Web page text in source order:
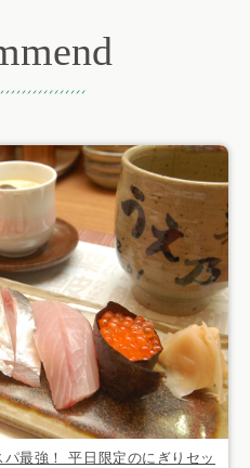
パ最強！ 平日限定のにぎりセッ